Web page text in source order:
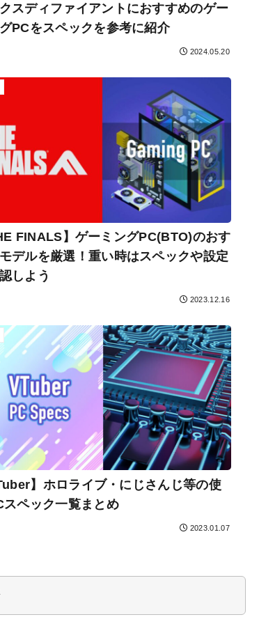
スディファイアントにおすすめのゲー
PCをスペックを参考に紹介
2024.05.20
FINALS】ゲーミングPC(BTO)のおす
デルを厳選！重い時はスペックや設定
しよう
2023.12.16
】ホロライブ・にじさんじ等の使
スペック一覧まとめ
2023.01.07